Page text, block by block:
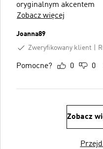
oryginalnym akcentem
Zobacz więcej
Joanna89
Zweryfikowany klient
Pomocne? 0 0
Zobacz